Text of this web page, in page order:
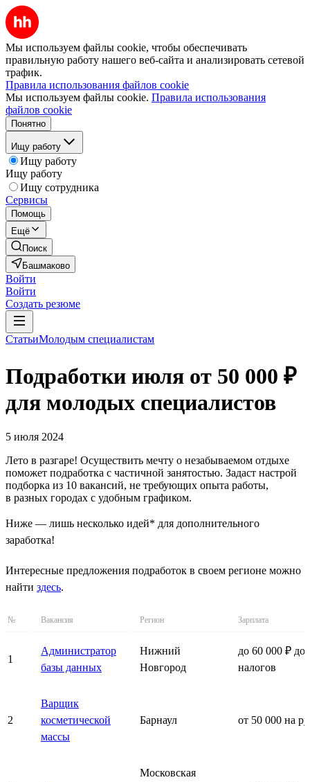
Мы используем файлы cookie, чтобы обеспечивать
правильную работу нашего веб-сайта и анализировать сетевой
трафик.
Правила использования файлов cookie
Мы используем файлы cookie. Правила использования
файлов cookie
Понятно
Ищу работу
Ищу работу
Ищу работу
Ищу сотрудника
Сервисы
Помощь
Ещё
Поиск
Башмаково
Войти
Войти
Создать резюме
СтатьиМолодым специалистам
Подработки июля от 50 000 ₽
для молодых специалистов
5 июля 2024
Лето в разгаре! Осуществить мечту о незабываемом отдыхе
поможет подработка с частичной занятостью. Задаст настрой
подборка из 10 вакансий, не требующих опыта работы,
в разных городах с удобным графиком.
Ниже — лишь несколько идей* для дополнительного
заработка!
Интересные предложения подработок в своем регионе можно
найти здесь.
№ Вакансия Регион Зарплата
1
Администратор
базы данных
Нижний
Новгород
до 60 000 ₽ до
налогов
2
Варщик
косметической
массы
Барнаул от 50 000 на
Московская